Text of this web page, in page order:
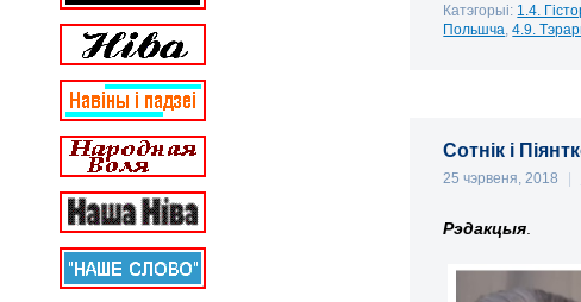
Катэгорыі: 1.4.
Польшча ,4.9.
Сотнік і
25 чэрвеня, 2018 |
Рэдакцыя